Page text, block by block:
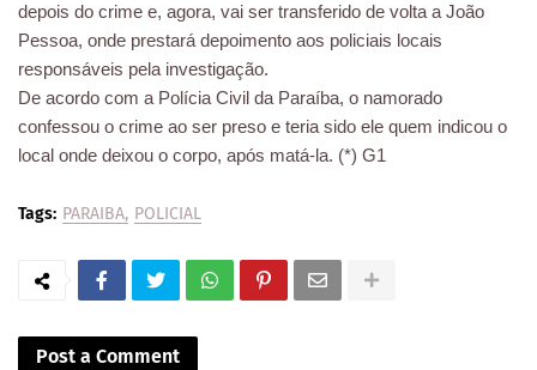
depois do crime e, agora, vai ser transferido de volta a João
Pessoa, onde prestará depoimento aos policiais locais
responsáveis pela investigação.
De acordo com a Polícia Civil da Paraíba, o namorado
confessou o crime ao ser preso e teria sido ele quem indicou o
local onde deixou o corpo, após matá-la. (*) G1
Tags: PARAIBA POLICIAL
Post a Comment